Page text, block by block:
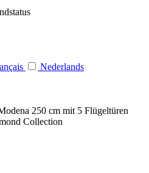
Nederlands
250 cm mit 5 Flügeltüren
Collection